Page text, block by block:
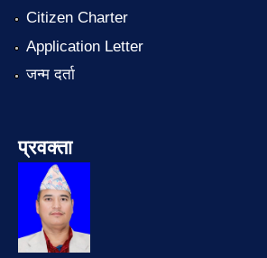
Citizen Charter
Application Letter
जन्म दर्ता
प्रवक्ता